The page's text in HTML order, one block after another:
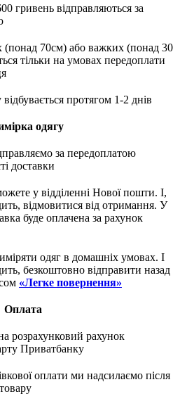
гривень відправляються за
(понад 70см) або важких (понад 30
тільки на умовах передоплати
протягом 1-2 днів
одягу
за передоплатою
доставки
у відділенні Нової пошти. І,
відмовитися від отримання. У
буде оплачена за рахунок
одяг в домашніх умовах. І
безкоштовно відправити назад
«Легке повернення»
Оплата
розрахунковий рахунок
Приватбанку
оплати ми надсилаємо після